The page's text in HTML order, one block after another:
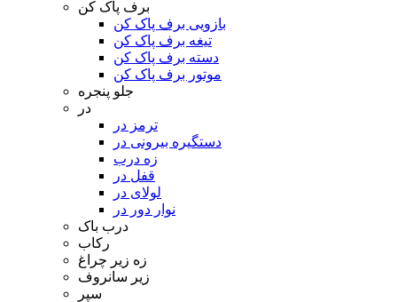
برف پاک کن
بازویی برف پاک کن
تیغه برف پاک کن
دسته برف پاک کن
موتور برف پاک کن
جلو پنجره
در
ترمز در
دستگیره بیرونی در
زه درب
قفل در
لولای در
نوار دور در
درب باک
رکاب
زه زیر چراغ
زیر سانروف
سپر